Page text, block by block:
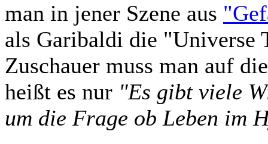
man in jener Szene aus
als Garibaldi die "Universe
Zuschauer muss man auf
heißt es nur "Es gibt viele
um die Frage ob Leben im